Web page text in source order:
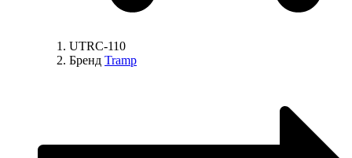
UTRC-110
Бренд Tramp